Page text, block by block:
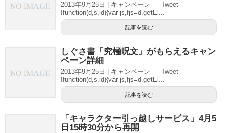
2013年9月25日 | キャンペーン Tweet
!function(d,s,id){var js,fjs=d.getEl...
記事を読む
しぐさ書「究極呪文」がもらえるキャン
ペーン詳細
2013年9月25日 | キャンペーン Tweet
!function(d,s,id){var js,fjs=d.getEl...
記事を読む
「キャラクター引っ越しサービス」4月5
日15時30分から再開